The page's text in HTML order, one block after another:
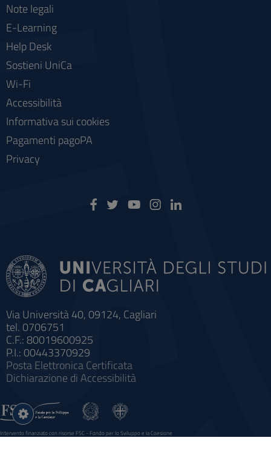
Via Università 40, 09124, Cagliari
tel. 0706751
C.F.: 80019600925
P.I.: 00443370929
Posta Elettronica Certificata
Dichiarazione di Accessibilità
Note legali
E-Learning
Help Desk
Sostieni UniCa
Wi-Fi
Accessibilità
Informativa sui cookies
Pagamenti pagoPA
Privacy
Intervento finanziato con risorse FSC - Fondo per lo Sviluppo e la Coesione
Sistema informatico gestionale integrato a supporto della didattica e della ricerca e potenziamento dei servizi online
Impostazioni
cookie